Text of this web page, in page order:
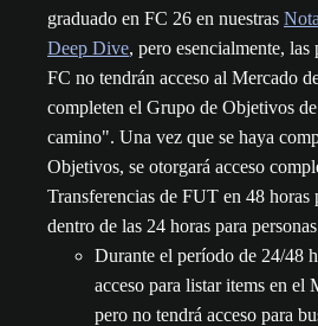
graduado en FC 26 en nuestras
Deep Dive, pero esencialmente, las
FC no tendrán acceso al Mercado
completen el Grupo de Objetivos
camino". Una vez que se haya
Objetivos, se otorgará acceso
Transferencias de FUT en 48 horas
dentro de las 24 horas para
Durante el período de 24/48
acceso para listar items en el
pero no tendrá acceso para